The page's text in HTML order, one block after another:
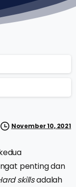
November 10, 2021
penting dan
skillsadalah